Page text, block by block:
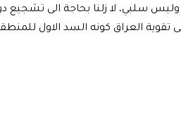
سلبي، لا زلنا بحاجة الى تشجيع
العراق كونه السد الاول